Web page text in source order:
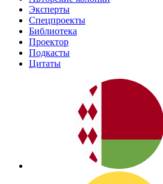
Эксперты
Спецпроекты
Библиотека
Проектор
Подкасты
Цитаты